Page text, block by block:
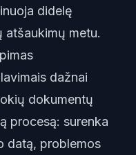
didelę
atšaukimų metu.
dažnai
dokumentų
procesą: surenka
datą, problemos